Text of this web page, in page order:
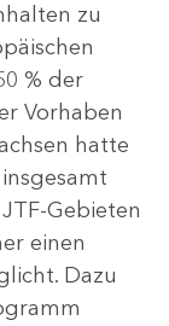
zu
% der
Vorhaben
hatte
Gebieten
einen
Dazu